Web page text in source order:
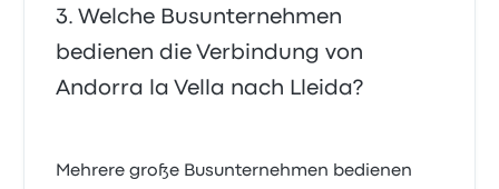
Welche Busunternehmen
bedienen die Verbindung von
Andorra la Vella nach Lleida?
Mehrere große Busunternehmen bedienen